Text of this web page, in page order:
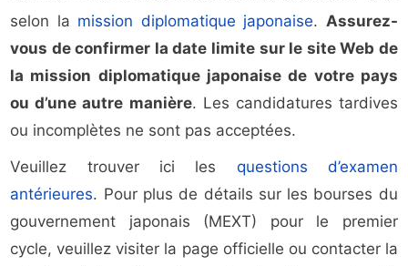
selon la mission diplomatique japonaise. Assurez-
vous de confirmer la date limite sur le site Web de
la mission diplomatique japonaise de votre pays
ou d’une autre manière. Les candidatures tardives
ou incomplètes ne sont pas acceptées.
Veuillez trouver ici les questions d’examen
antérieures. Pour plus de détails sur les bourses du
gouvernement japonais (MEXT) pour le premier
cycle, veuillez visiter la page officielle ou contacter la